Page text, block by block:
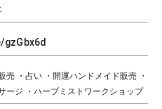
売 ・占い ・開運ハンドメイド販売 ・
ージ ・ハーブミストワークショップ